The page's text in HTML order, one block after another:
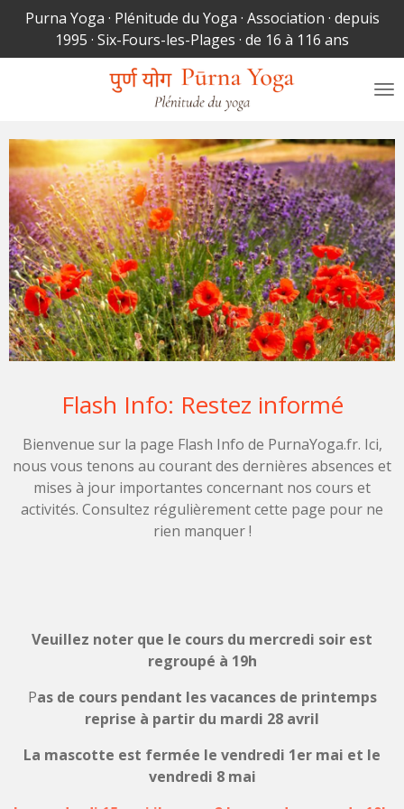
Passer
contenu
Purna Yoga · Plénitude du Yoga · Association · depuis
1995 · Six-Fours-les-Plages · de 16 à 116 ans
Flash Info: Restez informé
Bienvenue sur la page Flash Info de PurnaYoga.fr. Ici,
nous vous tenons au courant des dernières absences et
mises à jour importantes concernant nos cours et
activités. Consultez régulièrement cette page pour ne
rien manquer !
Veuillez noter que le cours du mercredi soir est
regroupé à 19h
Pas de cours pendant les vacances de printemps
reprise à partir du mardi 28 avril
La mascotte est fermée le vendredi 1er mai et le
vendredi 8 mai